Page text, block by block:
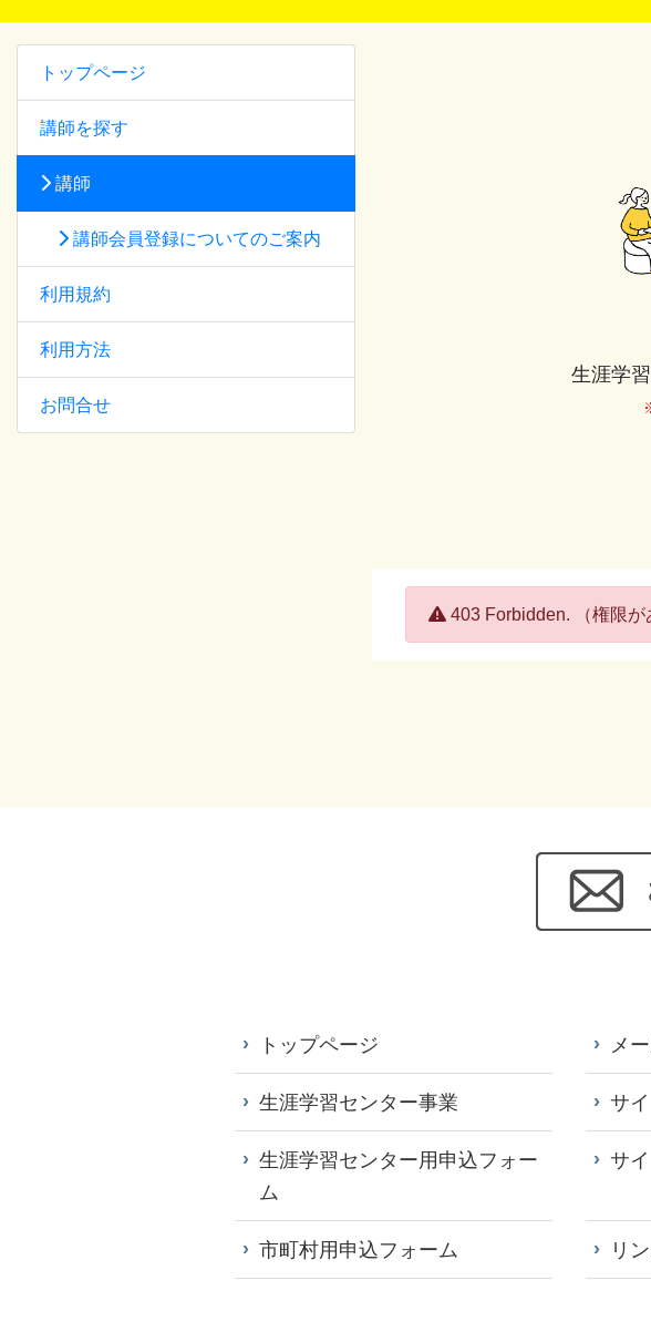
トップページ
講師を探す
講師
講師会員登録についてのご案内
利用規約
利用方法
お問合せ
生涯学
Error:
403 Forbidden. （権限が
トップページ
生涯学習センター事業
生涯学習センター用申込フォー
ム
市町村用申込フォーム
メ
サ
サ
リ